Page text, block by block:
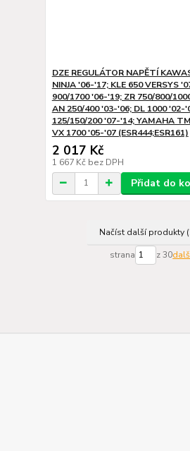
DZE REGULÁTOR NAPĚTÍ
NINJA '06-'17; KLE 650 VERSYS
900/1700 '06-'19; ZR 750/800/
AN 250/400 '03-'06; DL 1000 '02-
125/150/200 '07-'14; YAMAHA
VX 1700 '05-'07 (ESR444;ESR161)
2 017 Kč
1 667 Kč bez DPH
Přidat do
Načíst další produkty
strana z 30